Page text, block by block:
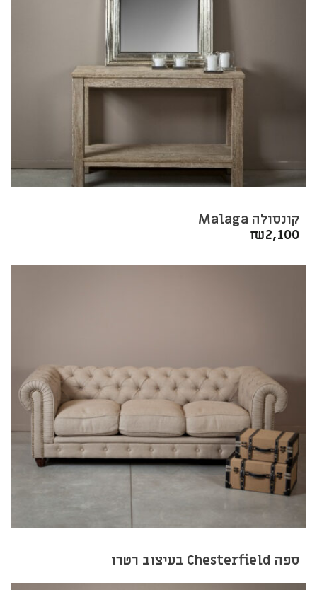
קונסולה Malaga
₪2,100
ספה Chesterfield בעיצוב רטרו